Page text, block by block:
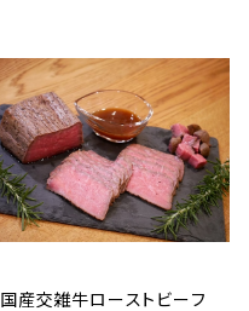
国産交雑牛ローストビーフ